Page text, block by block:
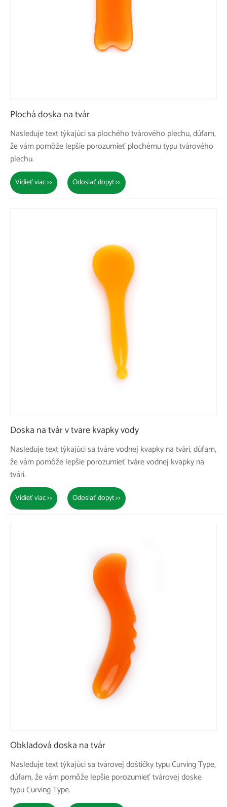
Plochá doska na tvár
Nasleduje text týkajúci sa plochého tvárového plechu, dúfam,
že vám pomôže lepšie porozumieť plochému typu tvárového
plechu.
Vidieť viac >> Odoslať dopyt >>
Doska na tvár v tvare kvapky vody
Nasleduje text týkajúci sa tváre vodnej kvapky na tvári, dúfam,
že vám pomôže lepšie porozumieť tváre vodnej kvapky na
tvári.
Vidieť viac >> Odoslať dopyt >>
Obkladová doska na tvár
Nasleduje text týkajúci sa tvárovej doštičky typu Curving Type,
dúfam, že vám pomôže lepšie porozumieť tvárovej doske
typu Curving Type.